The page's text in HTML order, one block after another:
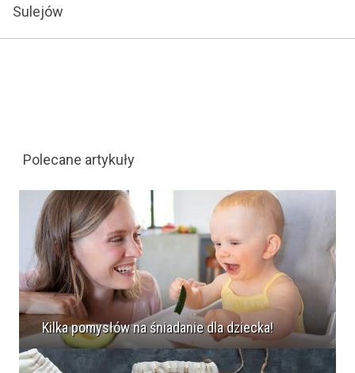
Sulejów
Polecane artykuły
Kilka pomysłów na śniadanie dla dziecka!